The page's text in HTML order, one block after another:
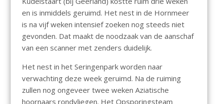
en is inmiddels geruimd. Het nest in de Hornmeer
is na vijf weken intensief zoeken nog steeds niet
gevonden. Dat maakt de noodzaak van de aanschaf
van een scanner met zenders duidelijk.
Het nest in het Seringenpark worden naar
verwachting deze week geruimd. Na de ruiming
zullen nog ongeveer twee weken Aziatische
hoornaars rondvliegen. Het Opsporingsteam